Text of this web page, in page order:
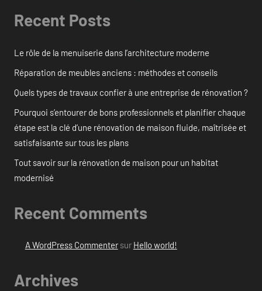
Recent Posts
Le rôle de la menuiserie dans l’architecture moderne
Réparation de meubles anciens : méthodes et conseils
Quels types de travaux confier à une entreprise de rénovation ?
Pourquoi s’entourer de bons professionnels et planifier chaque
étape est la clé d’une rénovation de maison fluide, maîtrisée et
satisfaisante sur tous les plans
Tout savoir sur la rénovation de maison pour un habitat
modernisé
Recent Comments
A WordPress Commentersur Hello world!
Archives